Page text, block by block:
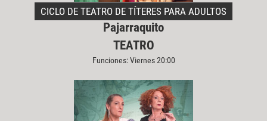
CICLO DE TEATRO DE TÍTERES PARA ADULTOS
Pajarraquito
TEATRO
Funciones: Viernes 20:00